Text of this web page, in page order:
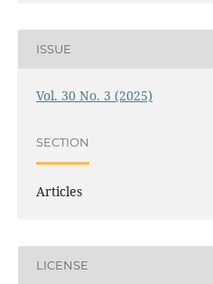
ISSUE
Vol. 30 No. 3 (2025)
SECTION
Articles
LICENSE